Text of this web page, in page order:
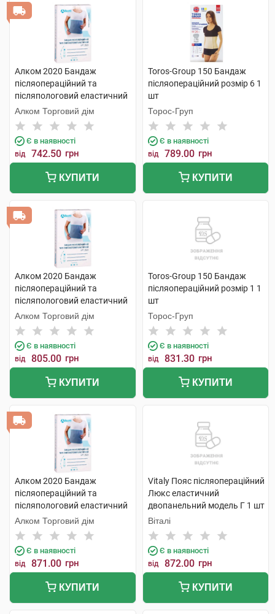
Алком 2020 Бандаж
післяопераційний та
післяпологовий еластичний
розмір 1 1 шт
Алком Торговий дім
Є в наявності
від 742.50 грн
КУПИТИ
Toros-Group 150 Бандаж
післяопераційний розмір 6 1
шт
Торос-Груп
Є в наявності
від 789.00 грн
КУПИТИ
Алком 2020 Бандаж
післяопераційний та
післяпологовий еластичний
розмір 7 1 шт
Алком Торговий дім
Є в наявності
від 805.00 грн
КУПИТИ
Toros-Group 150 Бандаж
післяопераційний розмір 1 1
шт
Торос-Груп
Є в наявності
від 831.30 грн
КУПИТИ
Алком 2020 Бандаж
післяопераційний та
післяпологовий еластичний
розмір 8 1 шт
Алком Торговий дім
Є в наявності
від 871.00 грн
КУПИТИ
Vitaly Пояс післяопераційний
Люкс еластичний
двопанельний модель Г 1 шт
Віталі
Є в наявності
від 872.00 грн
КУПИТИ